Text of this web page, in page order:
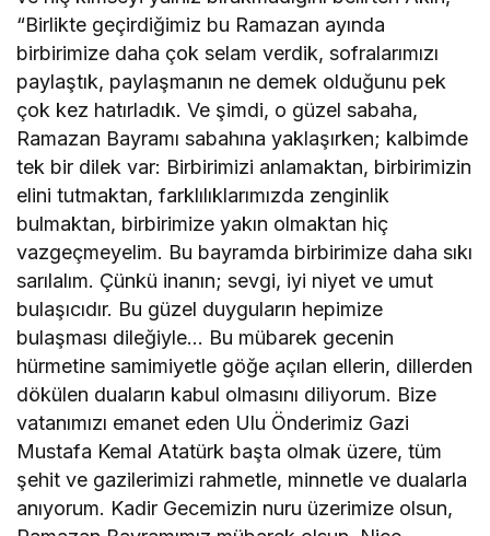
“Birlikte geçirdiğimiz bu Ramazan ayında
birbirimize daha çok selam verdik, sofralarımızı
paylaştık, paylaşmanın ne demek olduğunu pek
çok kez hatırladık. Ve şimdi, o güzel sabaha,
Ramazan Bayramı sabahına yaklaşırken; kalbimde
tek bir dilek var: Birbirimizi anlamaktan, birbirimizin
elini tutmaktan, farklılıklarımızda zenginlik
bulmaktan, birbirimize yakın olmaktan hiç
vazgeçmeyelim. Bu bayramda birbirimize daha sıkı
sarılalım. Çünkü inanın; sevgi, iyi niyet ve umut
bulaşıcıdır. Bu güzel duyguların hepimize
bulaşması dileğiyle… Bu mübarek gecenin
hürmetine samimiyetle göğe açılan ellerin, dillerden
dökülen duaların kabul olmasını diliyorum. Bize
vatanımızı emanet eden Ulu Önderimiz Gazi
Mustafa Kemal Atatürk başta olmak üzere, tüm
şehit ve gazilerimizi rahmetle, minnetle ve dualarla
anıyorum. Kadir Gecemizin nuru üzerimize olsun,